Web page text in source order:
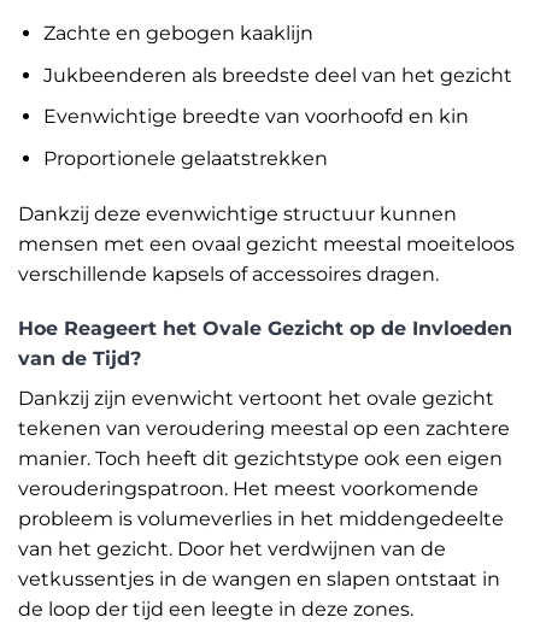
Zachte en gebogen kaaklijn
Jukbeenderen als breedste deel van het gezicht
Evenwichtige breedte van voorhoofd en kin
Proportionele gelaatstrekken
Dankzij deze evenwichtige structuur kunnen
mensen met een ovaal gezicht meestal moeiteloos
verschillende kapsels of accessoires dragen.
Hoe Reageert het Ovale Gezicht op de Invloeden
van de Tijd?
Dankzij zijn evenwicht vertoont het ovale gezicht
tekenen van veroudering meestal op een zachtere
manier. Toch heeft dit gezichtstype ook een eigen
verouderingspatroon. Het meest voorkomende
probleem is volumeverlies in het middengedeelte
van het gezicht. Door het verdwijnen van de
vetkussentjes in de wangen en slapen ontstaat in
de loop der tijd een leegte in deze zones.